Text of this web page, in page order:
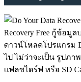
ดาวน์โหลดโปรแกรม
ไป ไม่ว่าจะเป็น รูปภา
แฟลชไดร์ฟ หรือ SD